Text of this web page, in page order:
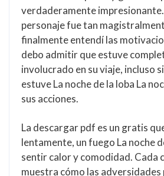
verdaderamente
personaje fue tan
finalmente entendí las
debo admitir que estuve
involucrado en su viaje, incluso
estuve La noche de la loba La
sus acciones.
La descargar pdf es un gratis
lentamente, un fuego La noche
sentir calor y comodidad. Cada
muestra cómo las adversidades